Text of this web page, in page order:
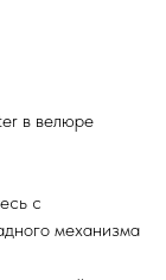
в велюре
с
механизма